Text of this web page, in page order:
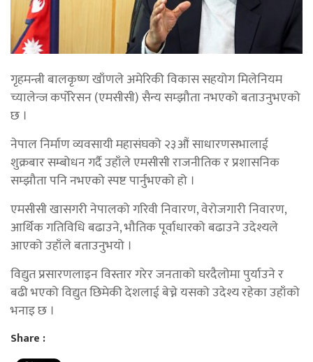
गृहमन्त्री बालकृष्ण खाँणले अमेरिकी विकास सहयोग मिलेनियम
च्यालेन्ज कर्पोरेसन (एमसीसी) सैन्य सम्झौता नभएको बताउनुभएको
छ ।
नेपाल निर्माण व्यवसायी महासंघको २३औं साधारणसभालाई
शुक्रबार सम्बोधन गर्दै उहाँले एमसीसी राजनीतिक र प्रशासनिक
सम्झौता पनि नभएको स्पष्ट पार्नुभएको हो ।
एमसीसी खासगरी नेपालको गरिवी निवारण, वेरोजगारी निवारण,
आर्थिक गतिविधि बढाउने, भौतिक पूर्वाधारको बढाउने उदेश्यले
आएको उहाँले बताउनुभयो ।
विद्युत प्रसारणलाइन विस्तार गरेर जनताको घरदैलोमा पुर्याउने र
बढी भएको विद्युत छिमेकी देशलाई बेच्ने यसको उदेश्य रहेका उहाँको
भनाइ छ ।
Share :